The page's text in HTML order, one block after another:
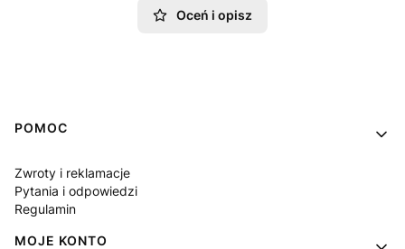
Oceń i opisz
Linki w stopce
POMOC
Zwroty i reklamacje
Pytania i odpowiedzi
Regulamin
MOJE KONTO